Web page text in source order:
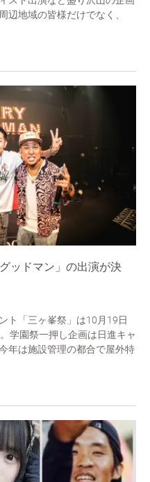
辺地域の皆様だけでなく、
ッドマン」の出演が決
ト「三ヶ峯祭」は10月19日
学園祭一押し企画は日進キャ
年は施設管理の都合で屋外特